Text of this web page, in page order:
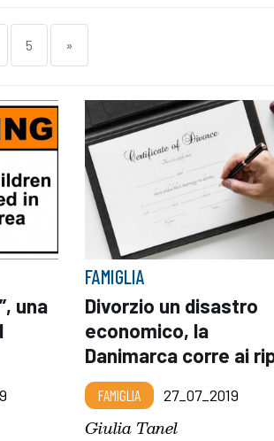
5 »
una
FAMIGLIA
Divorzio un disastro
economico, la
Danimarca corre ai
FAMIGLIA 27_07_2019
Giulia Tanel